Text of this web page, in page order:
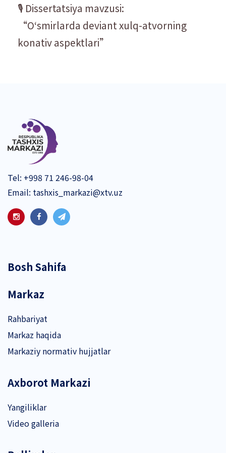
🎙 Dissertatsiya mavzusi:
“Oʻsmirlarda deviant xulq-atvorning
konativ aspektlari”
Tel: +998 71 246-98-04
Email: tashxis_markazi@xtv.uz
Bosh Sahifa
Markaz
Rahbariyat
Markaz haqida
Markaziy normativ hujjatlar
Axborot Markazi
Yangiliklar
Video galleria